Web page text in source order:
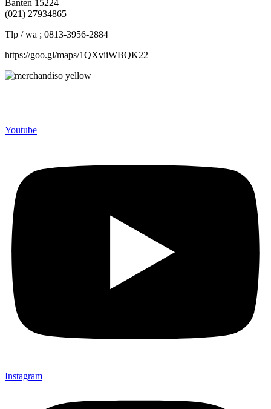
Banten 15224
(021) 27934865
Tlp / wa ; 0813-3956-2884
https://goo.gl/maps/1QXviiWBQK22
Youtube
Instagram